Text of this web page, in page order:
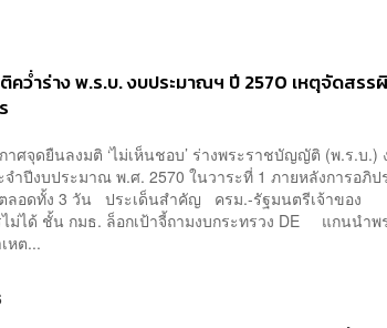
คว่ำร่าง พ.ร.บ. งบประมาณฯ ปี 2570 เหตุจัดสรร
ศจุดยืนลงมติ ‘ไม่เห็นชอบ’ ร่างพระราชบัญญัติ (พ.ร.บ.)
ำปีงบประมาณ พ.ศ. 2570 ในวาระที่ 1 ภายหลังการอภิป
ลอดทั้ง 3 วัน ประเด็นสำคัญ ครม.-รัฐมนตรีเจ้าของ
ไม่ได้ ชั้น กมธ. ล็อกเป้าจี้ถามงบกระทรวง DE แกนนำพ
หต...